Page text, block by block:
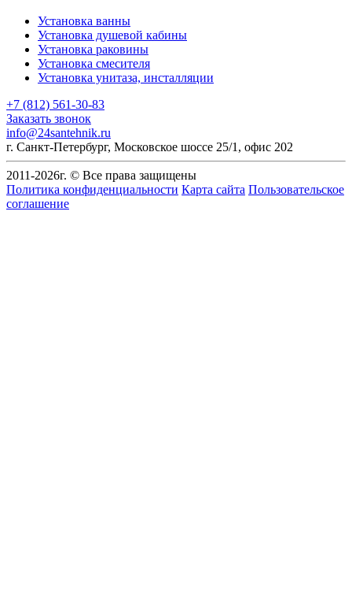
Установка ванны
Установка душевой кабины
Установка раковины
Установка смесителя
Установка унитаза, инсталляции
+7 (812) 561-30-83
Заказать звонок
info@24santehnik.ru
г. Санкт-Петербург, Московское шоссе 25/1, офис 202
2011-2026г. © Все права защищены
Политика конфиденциальности Карта сайта Пользовательское
соглашение